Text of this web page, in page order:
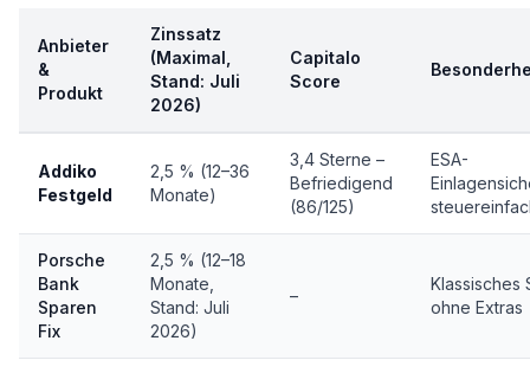
Anbieter
&
Produkt
Zinssatz
(Maximal,
Stand: Juli
2026)
Capitalo
Score
Addiko
Festgeld
2,5 % (12–36
Monate)
3,4 Sterne –
Befriedigend
(86/125)
ESA-
Porsche
Bank
Sparen
Fix
2,5 % (12–18
Monate,
Stand: Juli
2026)
–
Klassisches
ohne Extras